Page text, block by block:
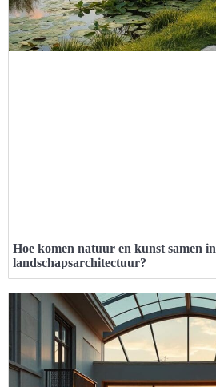
Hoe komen natuur en kunst samen in
landschapsarchitectuur?